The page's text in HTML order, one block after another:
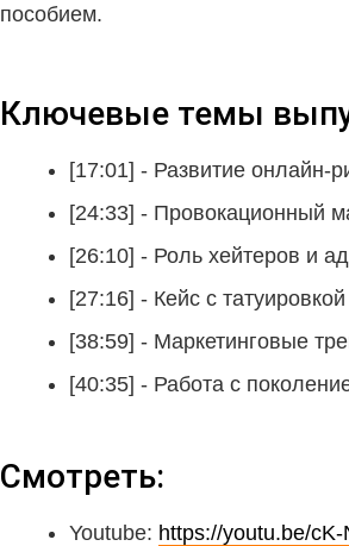
пособием.
Ключевые темы
[17:01] - Развитие онлайн-
[24:33] - Провокационный
[26:10] - Роль хейтеров и
[27:16] - Кейс с
[38:59] - Маркетинговые
[40:35] - Работа с
Смотреть:
Youtube: https://youtu.be/